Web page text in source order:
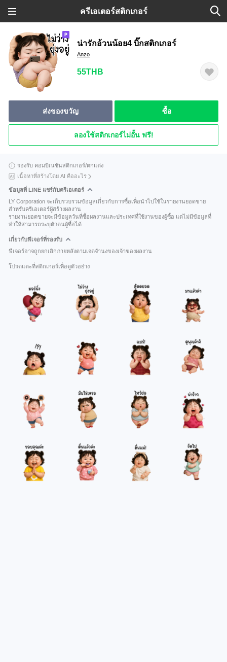
ครีเอเตอร์สติกเกอร์
น่ารักอ้วนน้อย4 บิ๊กสติกเกอร์
Anzo
55THB
ส่งของขวัญ ซื้อ
ลองใช้สติกเกอร์ไม่อั้น ฟรี!
รองรับ คอมบิเนชันสติกเกอร์/ตกแต่ง
เนื้อหาที่สร้างโดย AI คืออะไร
ข้อมูลที่ LINE แชร์กับครีเอเตอร์
LY Corporation จะเก็บรวบรวมข้อมูลเกี่ยวกับการซื้อเพื่อนำไปใช้ในรายงานยอดขาย
สำหรับครีเอเตอร์ผู้สร้างผลงาน
รายงานยอดขายจะมีข้อมูลวันที่ซื้อผลงานและประเทศที่ใช้งานของผู้ซื้อ แต่ไม่มีข้อมูลที่
ทำให้สามารถระบุตัวตนผู้ซื้อได้
เกี่ยวกับฟีเจอร์ที่รองรับ
ฟีเจอร์อาจถูกยกเลิกภายหลังตามเจตจำนงของเจ้าของผลงาน
โปรดแตะที่สติกเกอร์เพื่อดูตัวอย่าง